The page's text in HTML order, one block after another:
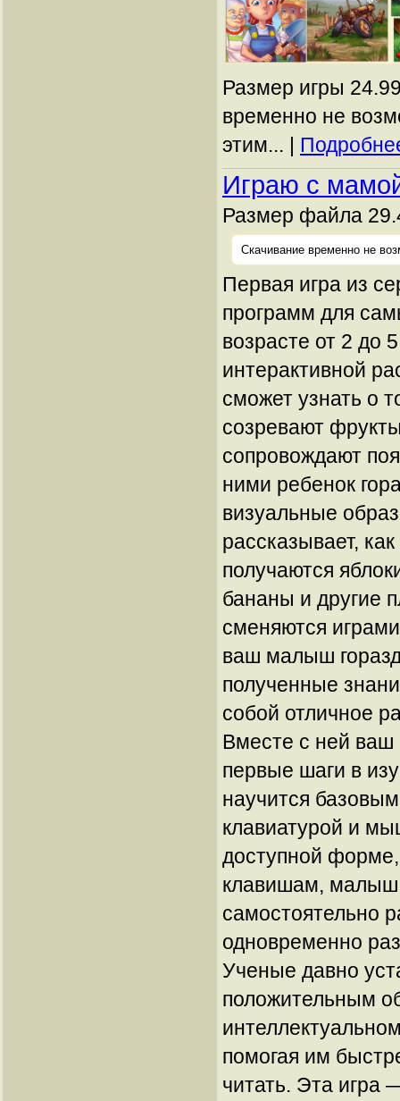
Размер игры
временно не
этим... |
Играю с
Размер файла
Скачивание временно не
Первая игра из
программ для
возрасте от 2 до
интерактивной
сможет узнать о
созревают
сопровождают
ними ребенок
визуальные
рассказывает,
получаются
бананы и другие
сменяются
ваш малыш
полученные
собой отличное
Вместе с ней ваш
первые шаги в
научится
клавиатурой и
доступной
клавишам,
самостоятельно
одновременно
Ученые давно
положительным
помогая им
читать. Эта игра